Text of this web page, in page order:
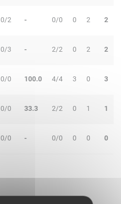
0/2 - 0/0 0 2 2
0/3 - 2/2 0 2 2
0/0 100.0 4/4 3 0 3
0/0 33.3 2/2 0 1 1
0/0 - 0/0 0 0 0